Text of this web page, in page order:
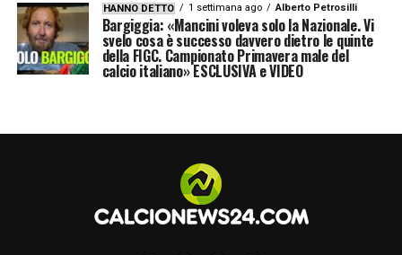
HANNO DETTO 1 settimana ago Alberto Petrosilli
Bargiggia: «Mancini voleva solo la Nazionale. Vi
svelo cosa è successo davvero dietro le quinte
della FIGC. Campionato Primavera male del
calcio italiano» ESCLUSIVA e VIDEO